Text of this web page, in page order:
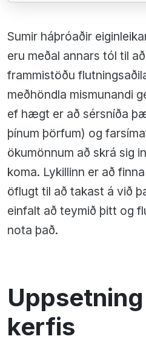
Sumir háþróaðir
eru meðal annars tól til
frammistöðu
meðhöndla mismunandi
ef hægt er að sérsníða
þínum þörfum) og
ökumönnum að skrá sig
koma. Lykillinn er að
öflugt til að takast á við
einfalt að teymið þitt og
nota það.
kerfis